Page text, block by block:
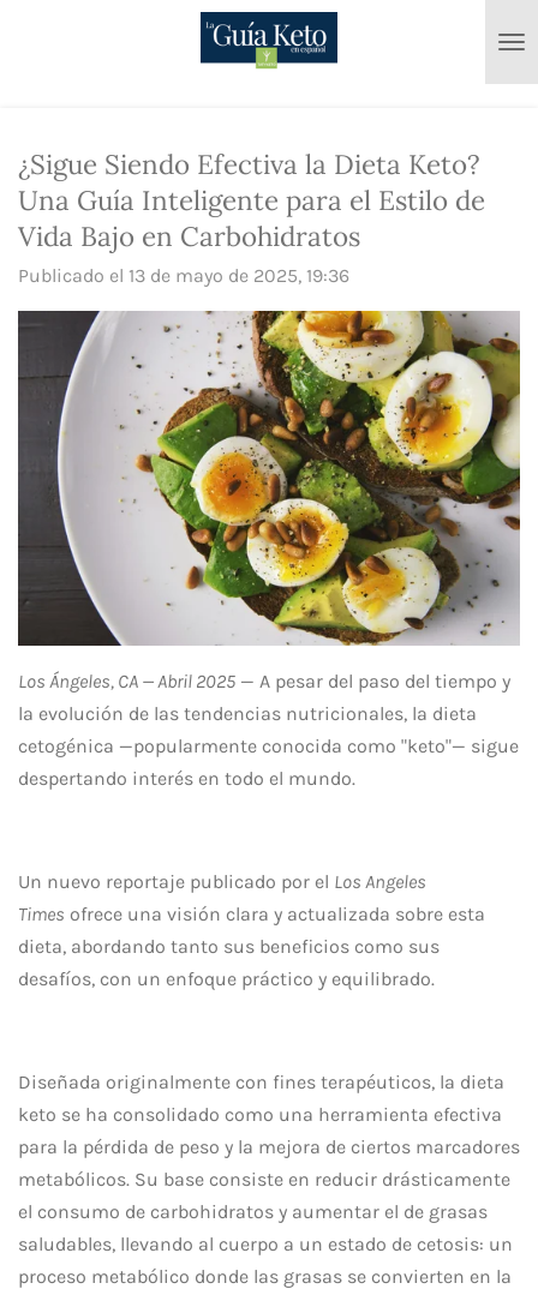
¿Sigue Siendo Efectiva la Dieta Keto?
Una Guía Inteligente para el Estilo de
Vida Bajo en Carbohidratos
Publicado el 13 de mayo de 2025, 19:36
Los Ángeles, CA — Abril 2025 — A pesar del paso del tiempo y
la evolución de las tendencias nutricionales, la dieta
cetogénica —popularmente conocida como "keto"— sigue
despertando interés en todo el mundo.
Un nuevo reportaje publicado por el Los Angeles
Times ofrece una visión clara y actualizada sobre esta
dieta, abordando tanto sus beneficios como sus
desafíos, con un enfoque práctico y equilibrado.
Diseñada originalmente con fines terapéuticos, la dieta
keto se ha consolidado como una herramienta efectiva
para la pérdida de peso y la mejora de ciertos marcadores
metabólicos. Su base consiste en reducir drásticamente
el consumo de carbohidratos y aumentar el de grasas
saludables, llevando al cuerpo a un estado de cetosis: un
proceso metabólico donde las grasas se convierten en la